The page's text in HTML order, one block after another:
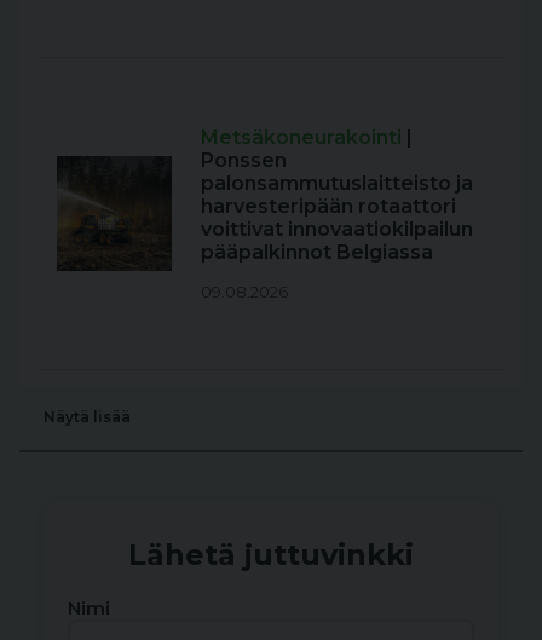
Metsäkoneurakointi |
Ponssen
palonsammutuslaitteisto ja
harvesteripään rotaattori
voittivat innovaatiokilpailun
pääpalkinnot Belgiassa
09.08.2026
Näytä lisää
Lähetä juttuvinkki
Nimi